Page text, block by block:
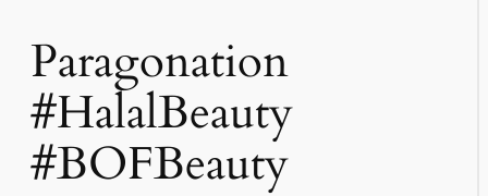
Paragonation
#HalalBeauty
#BOFBeauty